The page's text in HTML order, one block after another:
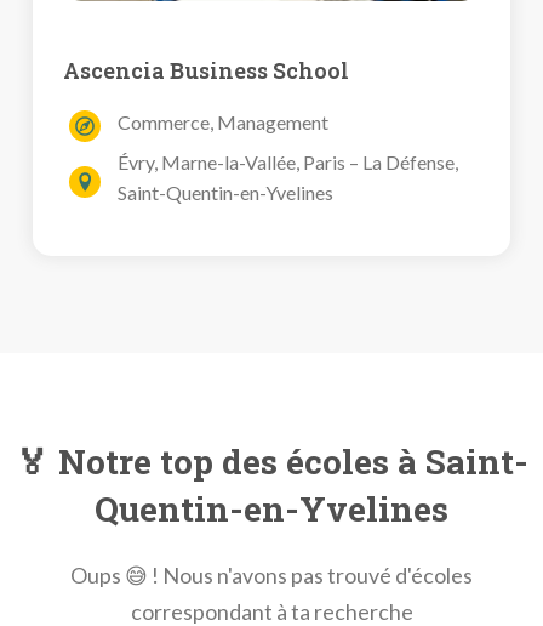
Ascencia Business School
Commerce, Management
Évry, Marne-la-Vallée, Paris – La Défense,
Saint-Quentin-en-Yvelines
🏅 Notre top des écoles à Saint-
Quentin-en-Yvelines
Oups 😅 ! Nous n'avons pas trouvé d'écoles
correspondant à ta recherche